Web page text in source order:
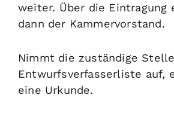
weiter. Über die Eintragung
dann der Kammervorstand.
Nimmt die zuständige
Entwurfsverfasserliste auf,
eine Urkunde.